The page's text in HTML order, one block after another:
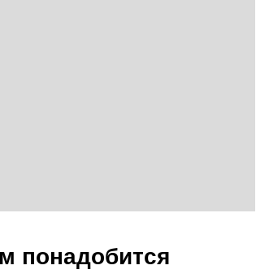
понадобится